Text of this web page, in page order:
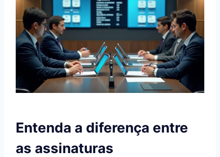
Entenda a diferença entre
as assinaturas